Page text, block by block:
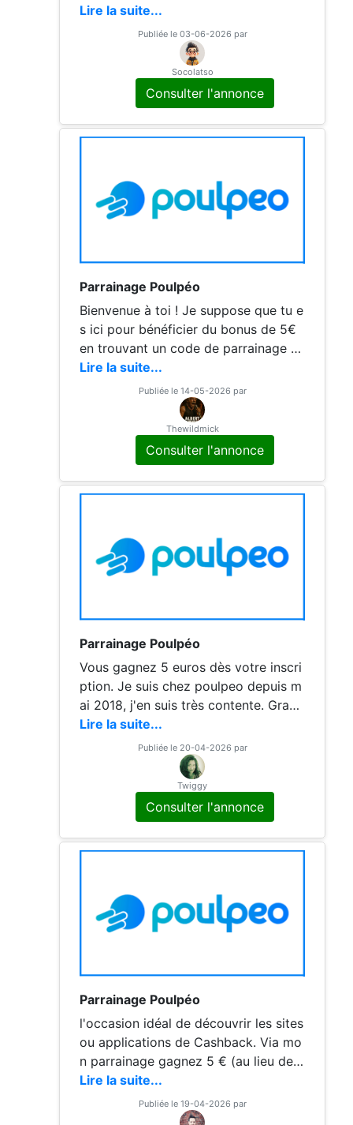
ne fois ton premier cashback validé.
Ensuite tu continues à gagner de l’arg
ent sur tes achats en ligne. Avantage
de nombreux sites 🛍️ Économies sur
tes achats
Lire la suite...
Publiée le 03-06-2026 par
Socolatso
Consulter l'annonce
Parrainage Poulpéo
Bienvenue à toi ! Je suppose que tu e
s ici pour bénéficier du bonus de 5€
en trouvant un code de parrainage p
our ton nouveau compte Poulpeo ? Si
c'est le cas, tu es alors au bon endroi
plus exceptionnel que les autres (par
ce qu'il l'est autant !), mais tu y trouv
eras satisfaction : QZCvab A bientôt !
Lire la suite...
Publiée le 14-05-2026 par
Thewildmick
Consulter l'annonce
Parrainage Poulpéo
Vous gagnez 5 euros dès votre inscri
ption. Je suis chez poulpeo depuis m
ai 2018, j'en suis très contente. Grand
choix de magasins et casback intéres
sant Alors si vous achetez régulièrem
ent en ligne n'hésitez pas, vous n'ave
z rien à perdre au contraire.
Lire la suite...
Publiée le 20-04-2026 par
Twiggy
Consulter l'annonce
Parrainage Poulpéo
l'occasion idéal de découvrir les sites
ou applications de Cashback. Via mo
n parrainage gagnez 5 € (au lieu de 3
€ sans parrainage) !! Pour vous inscri
re, n'hésitez pas à utiliser mon code
Lire la suite...
Publiée le 19-04-2026 par